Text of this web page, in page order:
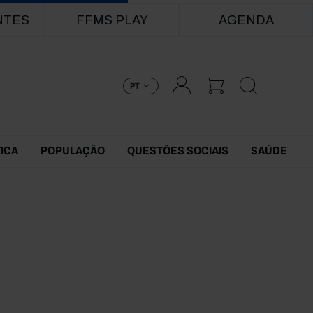
FFMS PLAY AGENDA
PT
POPULAÇÃO QUESTÕES SOCIAIS SAÚDE